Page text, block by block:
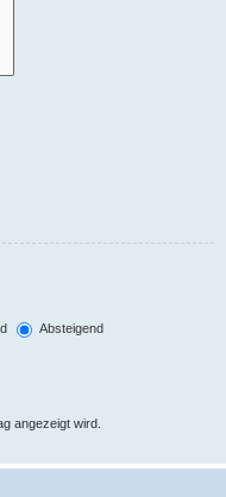
Absteigend
angezeigt wird.